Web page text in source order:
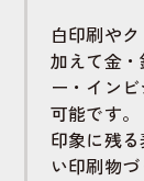
白印刷や
加えて金
ー・イン
可能です。
印象に残
い印刷物